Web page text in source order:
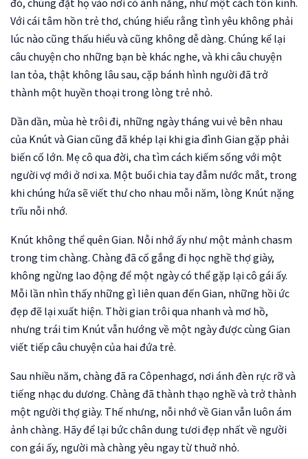
đó, chúng đặt họ vào nơi có ánh nắng, như một cách tôn kính.
Với cái tâm hồn trẻ thơ, chúng hiểu rằng tình yêu không phải
lúc nào cũng thấu hiểu và cũng không dễ dàng. Chúng kể lại
câu chuyện cho những bạn bè khác nghe, và khi câu chuyện
lan tỏa, thật không lâu sau, cặp bánh hình người đã trở
thành một huyền thoại trong lòng trẻ nhỏ.
Dần dần, mùa hè trôi đi, những ngày tháng vui vẻ bên nhau
của Knút và Gian cũng đã khép lại khi gia đình Gian gặp phải
biến cố lớn. Mẹ cô qua đời, cha tìm cách kiếm sống với một
người vợ mới ở nơi xa. Một buổi chia tay đẫm nước mắt, trong
khi chúng hứa sẽ viết thư cho nhau mỗi năm, lòng Knút nặng
trĩu nỗi nhớ.
Knút không thể quên Gian. Nỗi nhớ ấy như một mảnh chasm
trong tim chàng. Chàng đã cố gắng đi học nghề thợ giày,
không ngừng lao động để một ngày có thể gặp lại cô gái ấy.
Mỗi lần nhìn thấy những gì liên quan đến Gian, những hồi ức
đẹp đẽ lại xuất hiện. Thời gian trôi qua nhanh và mơ hồ,
nhưng trái tim Knút vẫn hướng về một ngày được cùng Gian
viết tiếp câu chuyện của hai đứa trẻ.
Sau nhiều năm, chàng đã ra Côpenhagơ, nơi ánh đèn rực rỡ và
tiếng nhạc du dương. Chàng đã thành thạo nghề và trở thành
một người thợ giày. Thế nhưng, nỗi nhớ về Gian vẫn luôn ám
ảnh chàng. Hãy để lại bức chân dung tươi đẹp nhất về người
con gái ấy, người mà chàng yêu ngay từ thuở nhỏ.